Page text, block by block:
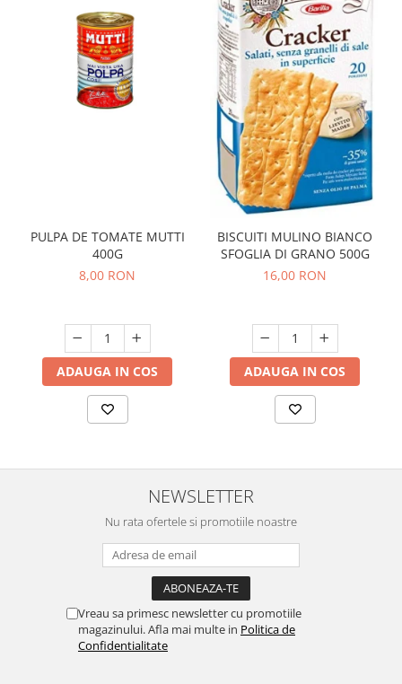
PULPA DE TOMATE MUTTI
400G
8,00 RON
ADAUGA IN COS
BISCUITI MULINO BIANCO
SFOGLIA DI GRANO 500G
16,00 RON
ADAUGA IN COS
NEWSLETTER
Nu rata ofertele si promotiile noastre
Vreau sa primesc newsletter cu promotiile
magazinului. Afla mai multe in Politica de
Confidentialitate